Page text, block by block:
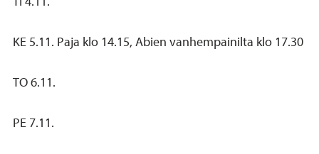
KE 5.11. Paja klo 14.15, Abien vanhempainilta klo 17.30
TO 6.11.
PE 7.11.